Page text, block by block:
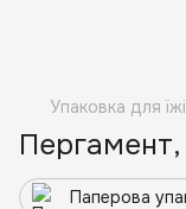
Упаковка для
Пергамент,
Паперова